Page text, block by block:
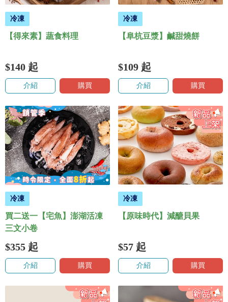
冷凍
【得來素】蔬食料理
$140 起
介紹 購買
冷凍
【阜杭豆漿】鹹甜燒餅
$109 起
介紹 購買
冷凍
買二送一【宅魚】澎湖活凍
三文小卷
$355 起
介紹 購買
冷凍
【原味時代】減醣貝果
$57 起
介紹 購買